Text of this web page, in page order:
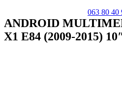
063 80 40
ANDROID
X1 E84 (2009-2015)